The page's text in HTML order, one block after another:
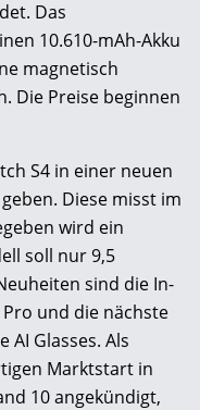
Das
10.610-mAh-Akku
magnetisch
Die Preise beginnen
S4 in einer neuen
Diese misst im
wird ein
soll nur 9,5
sind die In-
und die nächste
Glasses. Als
Marktstart in
10 angekündigt,